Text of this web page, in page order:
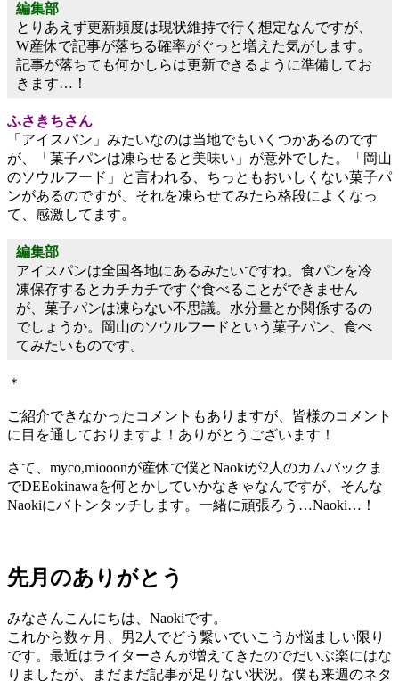
編集部
とりあえず更新頻度は現状維持で行く想定なんですが、
W産休で記事が落ちる確率がぐっと増えた気がします。
記事が落ちても何かしらは更新できるように準備してお
きます…！
ふさきちさん
「アイスパン」みたいなのは当地でもいくつかあるのです
が、「菓子パンは凍らせると美味い」が意外でした。「岡山
のソウルフード」と言われる、ちっともおいしくない菓子パ
ンがあるのですが、それを凍らせてみたら格段によくなっ
て、感激してます。
編集部
アイスパンは全国各地にあるみたいですね。食パンを冷
凍保存するとカチカチですぐ食べることができません
が、菓子パンは凍らない不思議。水分量とか関係するの
でしょうか。岡山のソウルフードという菓子パン、食べ
てみたいものです。
＊
ご紹介できなかったコメントもありますが、皆様のコメント
に目を通しておりますよ！ありがとうございます！
さて、myco,miooonが産休で僕とNaokiが2人のカムバックま
でDEEokinawaを何とかしていかなきゃなんですが、そんな
Naokiにバトンタッチします。一緒に頑張ろう…Naoki…！
先月のありがとう
みなさんこんにちは、Naokiです。
これから数ヶ月、男2人でどう繋いでいこうか悩ましい限り
です。最近はライターさんが増えてきたのでだいぶ楽にはな
りましたが、まだまだ記事が足りない状況。僕も来週のネタ